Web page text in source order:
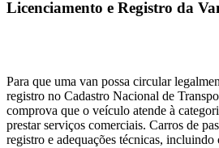
Licenciamento e Registro da
Para que uma van possa circular
registro no Cadastro Nacional de
comprova que o veículo atende à
prestar serviços comerciais. Carros de
registro e adequações técnicas,